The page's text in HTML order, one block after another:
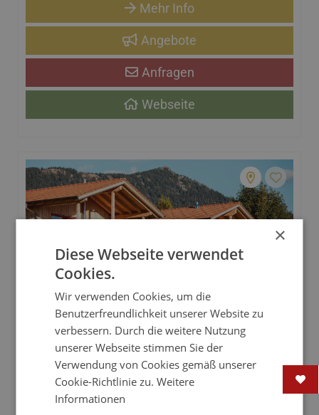
Mehr Info
Angebote
Anfragen
Webseite
Himmelreich Chalets
Bayern | Bayerischer Wald | 93462 Lam
Die Himmelreich Chalets in Lam sind perfekt
geeignet für Ihren Kuschelurlaub sowie
×
Diese Webseite verwendet
Cookies.
Wir verwenden Cookies, um die
Benutzerfreundlichkeit unserer Website zu
verbessern. Durch die weitere Nutzung
unserer Webseite stimmen Sie der
Verwendung von Cookies gemäß unserer
Cookie-Richtlinie zu.Weitere
Informationen